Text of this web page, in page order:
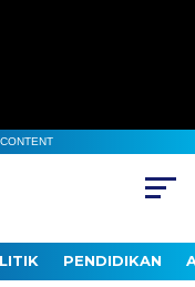
PENDIDIKAN